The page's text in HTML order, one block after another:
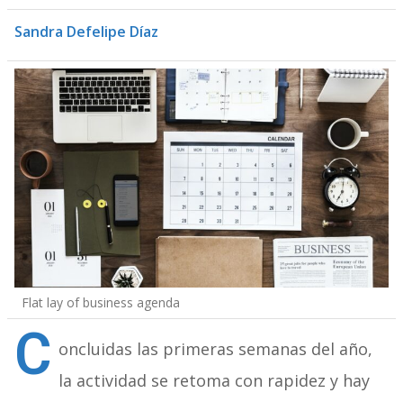
Sandra Defelipe Díaz
Flat lay of business agenda
C oncluidas las primeras semanas del año,
la actividad se retoma con rapidez y hay